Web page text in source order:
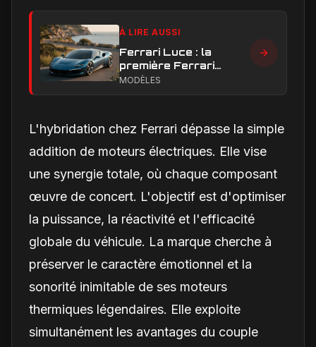
À LIRE AUSSI
Ferrari Luce : la
première Ferrari
électrique peut-elle
MODÈLES
L'hybridation chez Ferrari dépasse la simple
addition de moteurs électriques. Elle vise
une synergie totale, où chaque composant
œuvre de concert. L'objectif est d'optimiser
la puissance, la réactivité et l'efficacité
globale du véhicule. La marque cherche à
préserver le caractère émotionnel et la
sonorité inimitable de ses moteurs
thermiques légendaires. Elle exploite
simultanément les avantages du couple